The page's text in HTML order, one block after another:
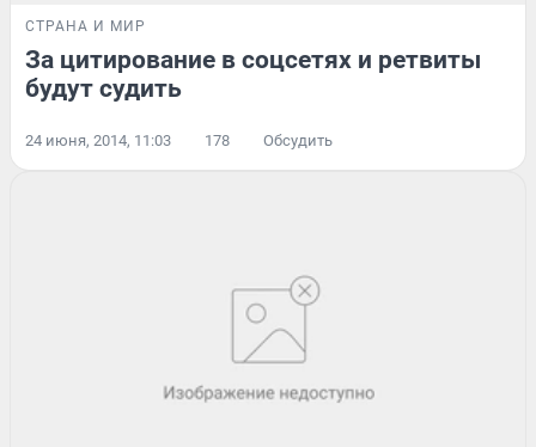
СТРАНА И МИР
За цитирование в соцсетях и ретвиты
будут судить
24 июня, 2014, 11:03 178 Обсудить